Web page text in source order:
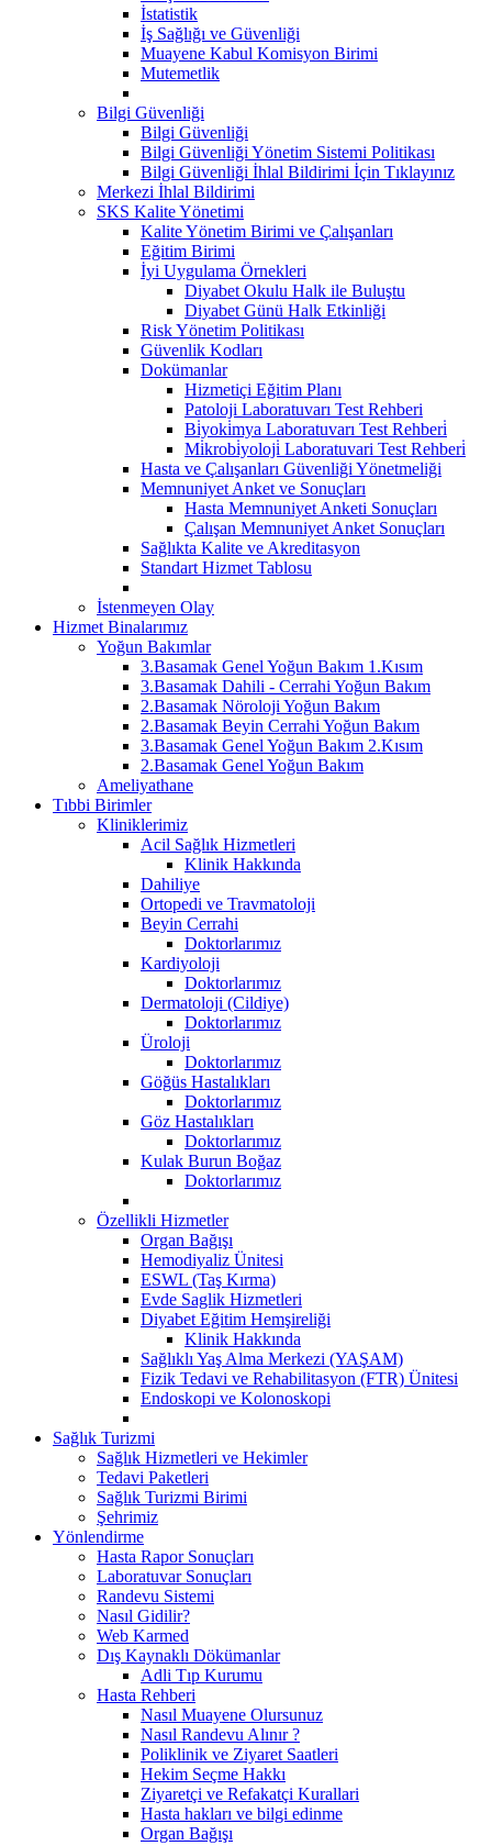
İstatistik
İş Sağlığı ve Güvenliği
Muayene Kabul Komisyon Birimi
Mutemetlik
Bilgi Güvenliği
Bilgi Güvenliği
Bilgi Güvenliği Yönetim Sistemi Politikası
Bilgi Güvenliği İhlal Bildirimi İçin Tıklayınız
Merkezi İhlal Bildirimi
SKS Kalite Yönetimi
Kalite Yönetim Birimi ve Çalışanları
Eğitim Birimi
İyi Uygulama Örnekleri
Diyabet Okulu Halk ile Buluştu
Diyabet Günü Halk Etkinliği
Risk Yönetim Politikası
Güvenlik Kodları
Dokümanlar
Hizmetiçi Eğitim Planı
Patoloji Laboratuvarı Test Rehberi
Bi̇yoki̇mya Laboratuvarı Test Rehberi̇
Mi̇krobi̇yoloji̇ Laboratuvari Test Rehberi̇
Hasta ve Çalışanları Güvenliği Yönetmeliği
Memnuniyet Anket ve Sonuçları
Hasta Memnuniyet Anketi Sonuçları
Çalışan Memnuniyet Anket Sonuçları
Sağlıkta Kalite ve Akreditasyon
Standart Hizmet Tablosu
İstenmeyen Olay
Hizmet Binalarımız
Yoğun Bakımlar
3.Basamak Genel Yoğun Bakım 1.Kısım
3.Basamak Dahili - Cerrahi Yoğun Bakım
2.Basamak Nöroloji Yoğun Bakım
2.Basamak Beyin Cerrahi Yoğun Bakım
3.Basamak Genel Yoğun Bakım 2.Kısım
2.Basamak Genel Yoğun Bakım
Ameliyathane
Tıbbi Birimler
Kliniklerimiz
Acil Sağlık Hizmetleri
Klinik Hakkında
Dahiliye
Ortopedi ve Travmatoloji
Beyin Cerrahi
Doktorlarımız
Kardiyoloji
Doktorlarımız
Dermatoloji (Cildiye)
Doktorlarımız
Üroloji
Doktorlarımız
Göğüs Hastalıkları
Doktorlarımız
Göz Hastalıkları
Doktorlarımız
Kulak Burun Boğaz
Doktorlarımız
Özellikli Hizmetler
Organ Bağışı
Hemodiyaliz Ünitesi
ESWL (Taş Kırma)
Evde Saglik Hizmetleri
Diyabet Eğitim Hemşireliği
Klinik Hakkında
Sağlıklı Yaş Alma Merkezi (YAŞAM)
Fizik Tedavi ve Rehabilitasyon (FTR) Ünitesi
Endoskopi ve Kolonoskopi
Sağlık Turizmi
Sağlık Hizmetleri ve Hekimler
Tedavi Paketleri
Sağlık Turizmi Birimi
Şehrimiz
Yönlendirme
Hasta Rapor Sonuçları
Laboratuvar Sonuçları
Randevu Sistemi
Nasıl Gidilir?
Web Karmed
Dış Kaynaklı Dökümanlar
Adli Tıp Kurumu
Hasta Rehberi
Nasıl Muayene Olursunuz
Nasıl Randevu Alınır ?
Poliklinik ve Ziyaret Saatleri
Hekim Seçme Hakkı
Ziyaretçi ve Refakatçi Kurallari
Hasta hakları ve bilgi edinme
Organ Bağışı